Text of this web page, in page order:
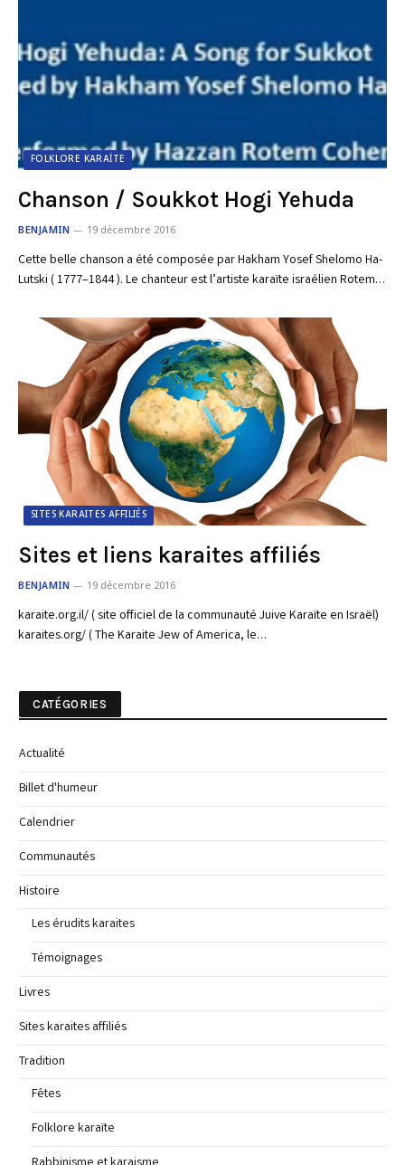
FOLKLORE KARAÏTE
Chanson / Soukkot Hogi Yehuda
BENJAMIN 19 décembre 2016
Cette belle chanson a été composée par Hakham Yosef Shelomo Ha-
Lutski ( 1777–1844 ). Le chanteur est l’artiste karaïte israélien Rotem…
SITES KARAITES AFFILIÉS
Sites et liens karaites affiliés
BENJAMIN 19 décembre 2016
karaite.org.il/ ( site officiel de la communauté Juive Karaïte en Israël)
karaites.org/ ( The Karaite Jew of America, le…
CATÉGORIES
Actualité
Billet d'humeur
Calendrier
Communautés
Histoire
Les érudits karaites
Témoignages
Livres
Sites karaites affiliés
Tradition
Fêtes
Folklore karaïte